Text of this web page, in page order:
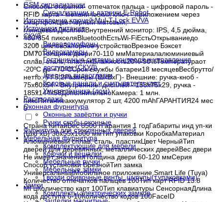
Способы открытия- отпечаток пальца - цифровой пароль -
RFID карта - механический ключ - приложением через
смартфонЦветчерный матовый,
глянцевыйДисплейВнутренний монитор: IPS, 4,5 дюйма,
480*854 пикселяBluetoothЕстьWi-FiЕстьОткрываниедо
3200 цикловЗапорное устройствоВрезное Бэксет
DM70Толщина двери70-110 ммМатериалалюминиевый
сплав, сталь, пластикВлажность20%-90%Температураот
-20ºС до +70ºССрок службы батареи18 месяцевВесбрутто/
нетто: 5 / 5,2Размеры (ШxВxГ)- Внешние: ручка-кноб -
75х60х54 - Внутренние: дисплей - 158х75х29, ручка -
185х144х58ДополнительноКамера: 1 млн.
пиксПитаниеаккумулятор 2 шт, 4200 mAhГАРАНТИЯ24 мес
0
Страна КитайВес 8500 гГарантия 1 годГабариты инд уп-ки
(ШхГхВ) 38x55x1600 ммТип упаковки КоробкаМатериал
Алюминиевый сплав, сталь, пластикЦвет ЧерныйТип
дверей Для деревянных, металлических дверейВес двери
Не имеет значенияТолщина двери 60-120 ммСерия
Способ установки ВрезнойТип замка
УниверсальныйМобильное приложение Smart Life (Tuya)
Количество отпечатков пальцев 100Тип карт RFID 13.8
МГцКоличество карт 100Тип клавиатуры СенсорнаяДлина
кода доступа 6-10Количество кодов 100FaceID
GSM сигнализации
Сигнализации и датчики E-Robot
Изготовление ключей Mul-T-Lock EVVA
Источники питания
СКУД
Видеодомофоны
Видеокамеры
Гостиничные системы контроля и управления
доступом (СКУД)
Дверные видеоглазки
Кодовые панели и считыватели карт
Умная техника (дом)
Распродажа
Оконная фурнитура
Оконные завёртки и ручки
Ручки скобы оконные
Фурнитура для стеклянных дверей
Мебельная фурнитура
Комплектующие для мебели
Крючки и вешалки
Мебельные ручки
Мебельные замки
Гвозди обивочные,винты ,шурупы(т.упаковками)
Замки
Комплекты электрических замков